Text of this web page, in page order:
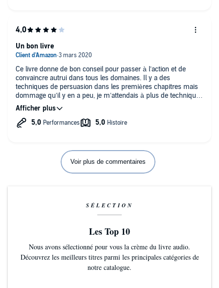
Ce livre donne de bon conseil pour passer à l’action et de
convaincre autrui dans tous les domaines. Il y a des
techniques de persuasion dans les premières chapitres mais
dommage qu’il y en a peu, je m’attendais à plus de technique
de persuasion de plusieurs cas concrets.
Sinon dans l’ensemble c’est un bon livre à lire.
Un bon livre
Voir plus de commentaires
SÉLECTION
Les Top 10
Nous avons sélectionné pour vous la crème du livre audio.
Découvrez les meilleurs titres parmi les principales catégories de
notre catalogue.